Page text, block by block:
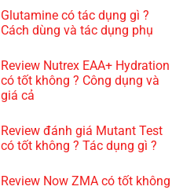
Glutamine có tác dụng gì ?
Cách dùng và tác dụng phụ
Review Nutrex EAA+ Hydration
có tốt không ? Công dụng và
giá cả
Review đánh giá Mutant Test
có tốt không ? Tác dụng gì ?
Review Now ZMA có tốt không